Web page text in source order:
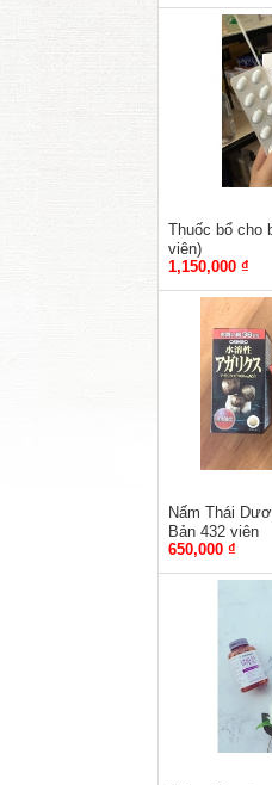
Thuốc bổ cho
viên)
1,150,000 ₫
Nấm Thái
Bản 432 viên
650,000 ₫